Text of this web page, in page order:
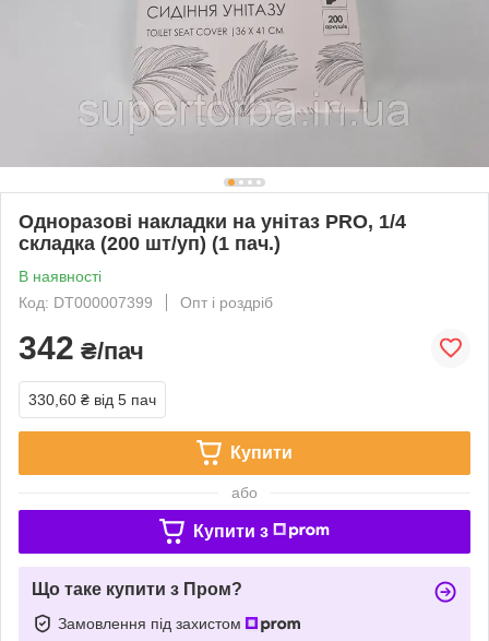
Одноразові накладки на унітаз PRO, 1/4
складка (200 шт/уп) (1 пач.)
В наявності
Код: DT000007399
Опт і роздріб
342 ₴/пач
330,60 ₴ від 5 пач
Купити
або
Купити з
Що таке купити з Пром?
Замовлення під захистом